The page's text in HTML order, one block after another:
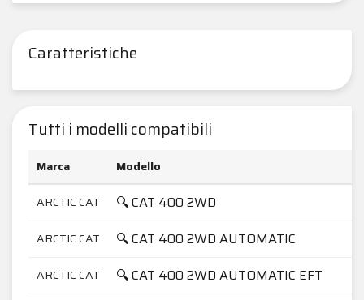
Caratteristiche
Tutti i modelli compatibili
Marca
Modello
ARCTIC CAT
🔍 CAT 400 2WD
ARCTIC CAT 🔍 CAT 400 2WD AUTOMATIC
ARCTIC CAT 🔍 CAT 400 2WD AUTOMATIC EFT